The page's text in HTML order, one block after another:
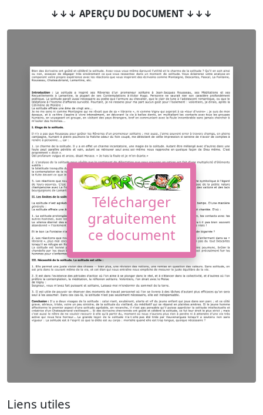
↓↓↓ APERÇU DU DOCUMENT ↓↓↓
Télécharger
gratuitement
ce document
Liens utiles